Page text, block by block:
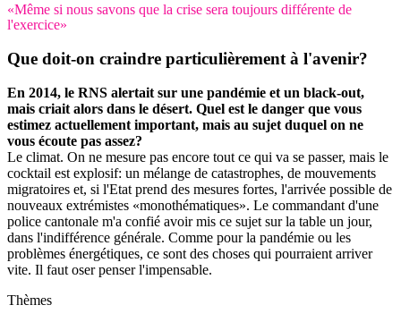
«Même si nous savons que la crise sera toujours différente de
l'exercice»
Que doit-on craindre particulièrement à l'avenir?
En 2014, le RNS alertait sur une pandémie et un black-out,
mais criait alors dans le désert. Quel est le danger que vous
estimez actuellement important, mais au sujet duquel on ne
vous écoute pas assez?
Le climat. On ne mesure pas encore tout ce qui va se passer, mais le
cocktail est explosif: un mélange de catastrophes, de mouvements
migratoires et, si l'Etat prend des mesures fortes, l'arrivée possible de
nouveaux extrémistes «monothématiques». Le commandant d'une
police cantonale m'a confié avoir mis ce sujet sur la table un jour,
dans l'indifférence générale. Comme pour la pandémie ou les
problèmes énergétiques, ce sont des choses qui pourraient arriver
vite. Il faut oser penser l'impensable.
Thèmes